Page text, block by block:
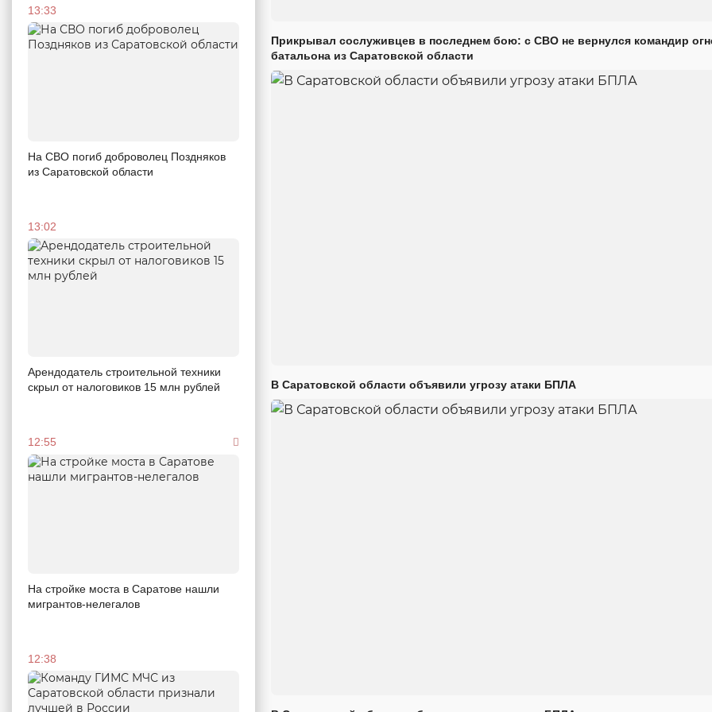
13:33
На СВО погиб доброволец Поздняков
из Саратовской области
13:02
Арендодатель строительной техники
скрыл от налоговиков 15 млн рублей
12:55
На стройке моста в Саратове нашли
мигрантов-нелегалов
12:38
Прикрывал сослуживцев в последнем бою: с СВО не вернулся командир
батальона из Саратовской области
В Саратовской области объявили угрозу атаки БПЛА